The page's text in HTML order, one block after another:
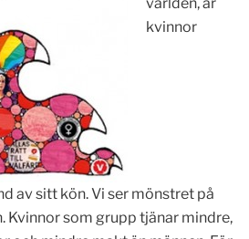
kvinnor
av sitt kön. Vi ser mönstret på
Kvinnor som grupp tjänar mindre,